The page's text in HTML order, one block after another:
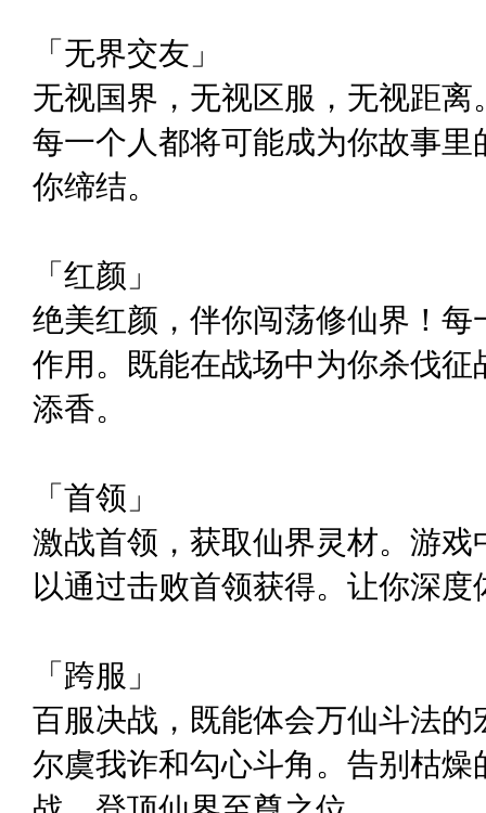
「无界交友」
无视国界，无视区服，无视距
每一个人都将可能成为你故事
你缔结。
「红颜」
绝美红颜，伴你闯荡修仙界！
作用。既能在战场中为你杀伐
添香。
「首领」
激战首领，获取仙界灵材。游
以通过击败首领获得。让你深
「跨服」
百服决战，既能体会万仙斗法
尔虞我诈和勾心斗角。告别枯